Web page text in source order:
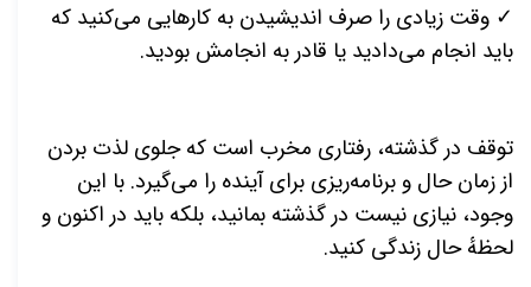
✓ وقت زیادی را صرف اندیشیدن به کارهایی می‌کنید که
باید انجام می‌دادید یا قادر به انجامش بودید.
توقف در گذشته، رفتاری مخرب است که جلوی لذت بردن
از زمان حال و برنامه‌ریزی برای آینده را می‌گیرد. با این
وجود، نیازی نیست در گذشته بمانید، بلکه باید در اکنون و
لحظهٔ حال زندگی کنید.